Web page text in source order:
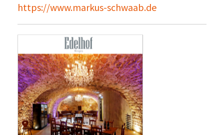
https://www.markus-schwaab.de